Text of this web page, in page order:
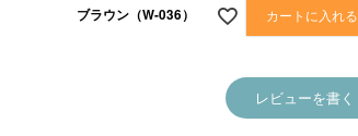
ブラウン（W-036） カートに入れる
レビューを書く